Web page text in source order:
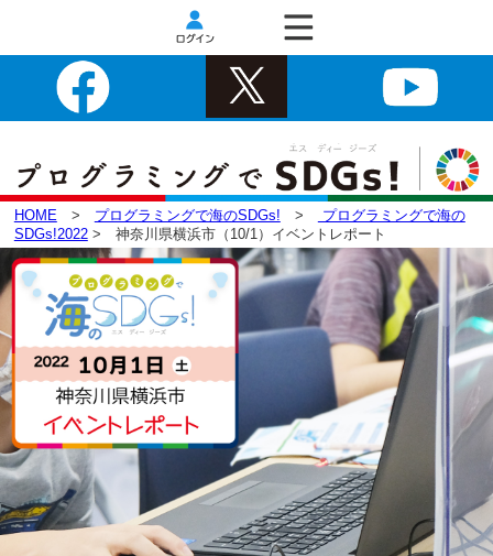
HOME > プログラミングで海のSDGs! >
プログラミングで海の
SDGs!2022> 神奈川県横浜市（10/1）イベントレポート